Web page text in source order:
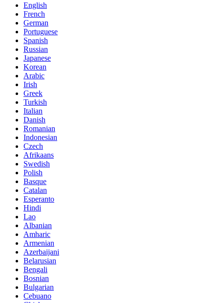
English
French
German
Portuguese
Spanish
Russian
Japanese
Korean
Arabic
Irish
Greek
Turkish
Italian
Danish
Romanian
Indonesian
Czech
Afrikaans
Swedish
Polish
Basque
Catalan
Esperanto
Hindi
Lao
Albanian
Amharic
Armenian
Azerbaijani
Belarusian
Bengali
Bosnian
Bulgarian
Cebuano